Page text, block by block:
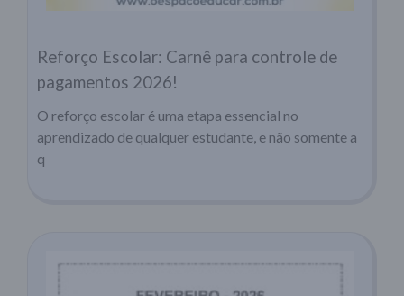
Reforço Escolar: Carnê para controle de
pagamentos 2026!
O reforço escolar é uma etapa essencial no
aprendizado de qualquer estudante, e não somente a
q